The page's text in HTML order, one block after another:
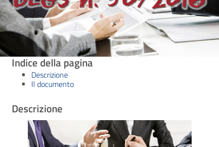
Indice della pagina
Descrizione
Il documento
Descrizione